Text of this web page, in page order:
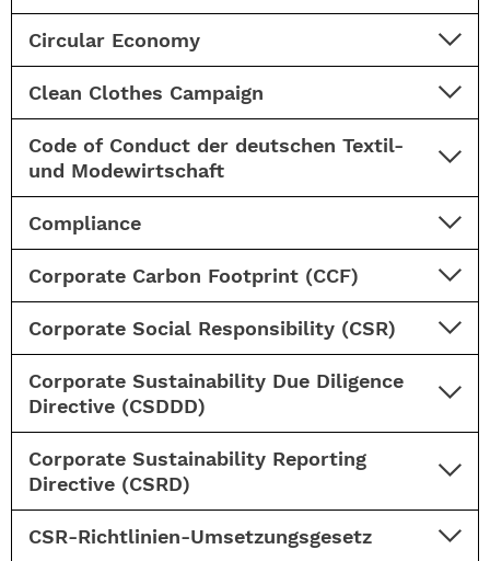
Circular Economy
Clean Clothes Campaign
Code of Conduct der deutschen Textil-
und Modewirtschaft
Compliance
Corporate Carbon Footprint (CCF)
Corporate Social Responsibility (CSR)
Corporate Sustainability Due Diligence
Directive (CSDDD)
Corporate Sustainability Reporting
Directive (CSRD)
CSR-Richtlinien-Umsetzungsgesetz